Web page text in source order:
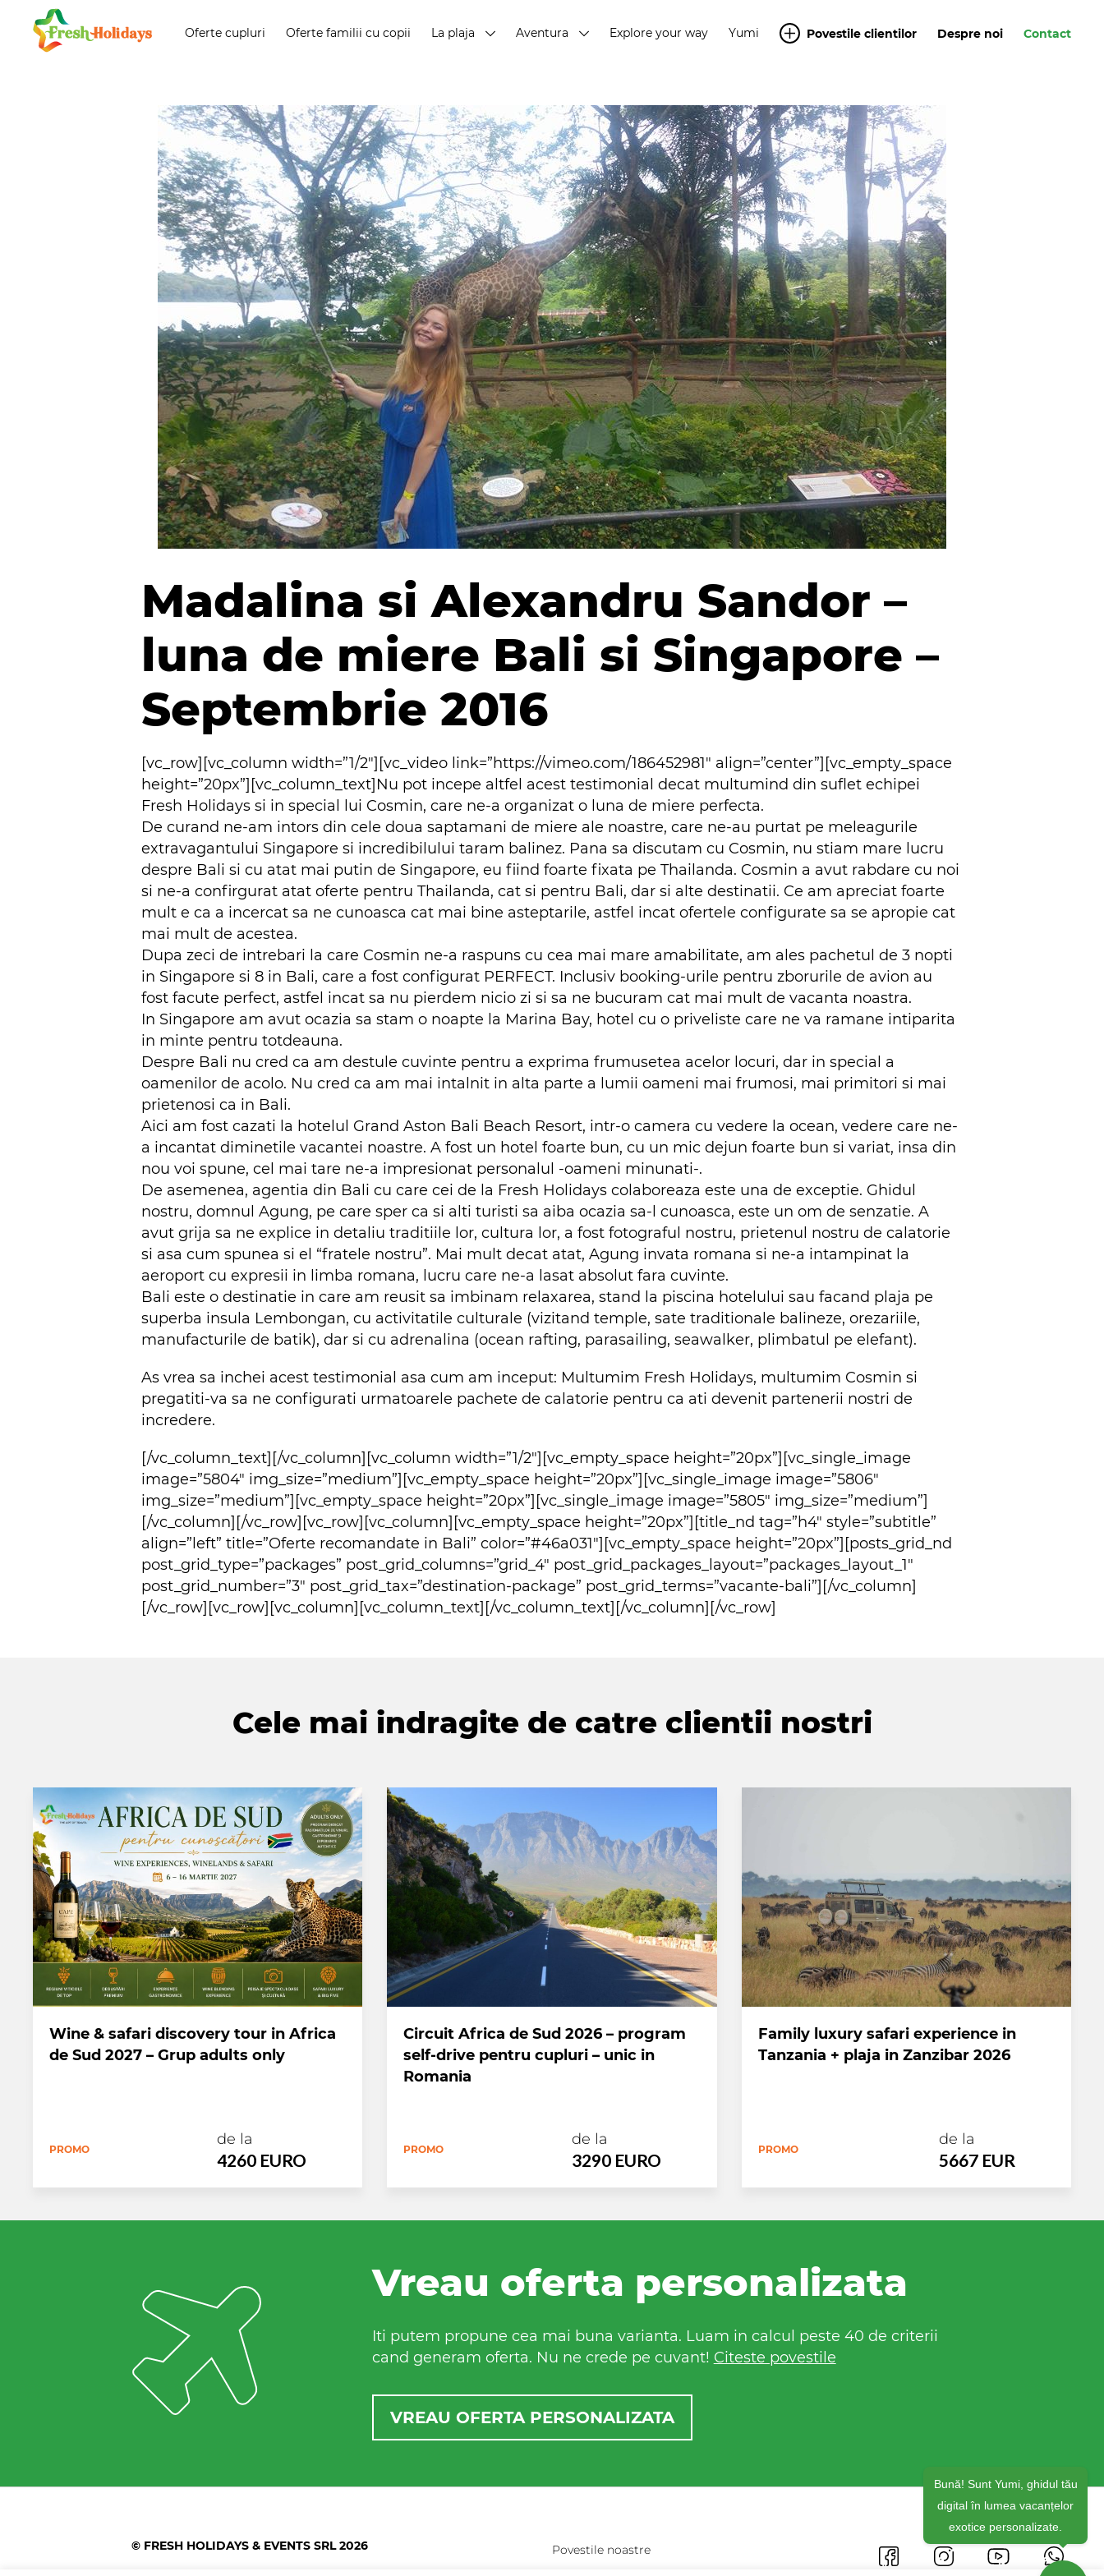
Oferte cupluri Oferte familii cu copii La plaja Aventura Explore your way Yumi Povestile clientilor Despre noi Contact
Madalina si Alexandru Sandor –
luna de miere Bali si Singapore –
Septembrie 2016
[vc_row][vc_column width=”1/2″][vc_video link=”https://vimeo.com/186452981″ align=”center”][vc_empty_space
height=”20px”][vc_column_text]Nu pot incepe altfel acest testimonial decat multumind din suflet echipei
Fresh Holidays si in special lui Cosmin, care ne-a organizat o luna de miere perfecta.
De curand ne-am intors din cele doua saptamani de miere ale noastre, care ne-au purtat pe meleagurile
extravagantului Singapore si incredibilului taram balinez. Pana sa discutam cu Cosmin, nu stiam mare lucru
despre Bali si cu atat mai putin de Singapore, eu fiind foarte fixata pe Thailanda. Cosmin a avut rabdare cu noi
si ne-a confirgurat atat oferte pentru Thailanda, cat si pentru Bali, dar si alte destinatii. Ce am apreciat foarte
mult e ca a incercat sa ne cunoasca cat mai bine asteptarile, astfel incat ofertele configurate sa se apropie cat
mai mult de acestea.
Dupa zeci de intrebari la care Cosmin ne-a raspuns cu cea mai mare amabilitate, am ales pachetul de 3 nopti
in Singapore si 8 in Bali, care a fost configurat PERFECT. Inclusiv booking-urile pentru zborurile de avion au
fost facute perfect, astfel incat sa nu pierdem nicio zi si sa ne bucuram cat mai mult de vacanta noastra.
In Singapore am avut ocazia sa stam o noapte la Marina Bay, hotel cu o priveliste care ne va ramane intiparita
in minte pentru totdeauna.
Despre Bali nu cred ca am destule cuvinte pentru a exprima frumusetea acelor locuri, dar in special a
oamenilor de acolo. Nu cred ca am mai intalnit in alta parte a lumii oameni mai frumosi, mai primitori si mai
prietenosi ca in Bali.
Aici am fost cazati la hotelul Grand Aston Bali Beach Resort, intr-o camera cu vedere la ocean, vedere care ne-
a incantat diminetile vacantei noastre. A fost un hotel foarte bun, cu un mic dejun foarte bun si variat, insa din
nou voi spune, cel mai tare ne-a impresionat personalul -oameni minunati-.
De asemenea, agentia din Bali cu care cei de la Fresh Holidays colaboreaza este una de exceptie. Ghidul
nostru, domnul Agung, pe care sper ca si alti turisti sa aiba ocazia sa-l cunoasca, este un om de senzatie. A
avut grija sa ne explice in detaliu traditiile lor, cultura lor, a fost fotograful nostru, prietenul nostru de calatorie
si asa cum spunea si el “fratele nostru”. Mai mult decat atat, Agung invata romana si ne-a intampinat la
aeroport cu expresii in limba romana, lucru care ne-a lasat absolut fara cuvinte.
Bali este o destinatie in care am reusit sa imbinam relaxarea, stand la piscina hotelului sau facand plaja pe
superba insula Lembongan, cu activitatile culturale (vizitand temple, sate traditionale balineze, orezariile,
manufacturile de batik), dar si cu adrenalina (ocean rafting, parasailing, seawalker, plimbatul pe elefant).
As vrea sa inchei acest testimonial asa cum am inceput: Multumim Fresh Holidays, multumim Cosmin si
pregatiti-va sa ne configurati urmatoarele pachete de calatorie pentru ca ati devenit partenerii nostri de
incredere.
[/vc_column_text][/vc_column][vc_column width=”1/2″][vc_empty_space height=”20px”][vc_single_image
image=”5804″ img_size=”medium”][vc_empty_space height=”20px”][vc_single_image image=”5806″
img_size=”medium”][vc_empty_space height=”20px”][vc_single_image image=”5805″ img_size=”medium”]
[/vc_column][/vc_row][vc_row][vc_column][vc_empty_space height=”20px”][title_nd tag=”h4″ style=”subtitle”
align=”left” title=”Oferte recomandate in Bali” color=”#46a031″][vc_empty_space height=”20px”][posts_grid_nd
post_grid_type=”packages” post_grid_columns=”grid_4″ post_grid_packages_layout=”packages_layout_1″
post_grid_number=”3″ post_grid_tax=”destination-package” post_grid_terms=”vacante-bali”][/vc_column]
[/vc_row][vc_row][vc_column][vc_column_text][/vc_column_text][/vc_column][/vc_row]
Cele mai indragite de catre clientii nostri
Wine & safari discovery tour in Africa
de Sud 2027 – Grup adults only
PROMO
de la
4260 EURO
Circuit Africa de Sud 2026 – program
self-drive pentru cupluri – unic in
Romania
PROMO
de la
3290 EURO
Family luxury safari experience in
Tanzania + plaja in Zanzibar 2026
PROMO
de la
5667 EUR
Vreau oferta personalizata
Iti putem propune cea mai buna varianta. Luam in calcul peste 40 de criterii
cand generam oferta. Nu ne crede pe cuvant! Citeste povestile
VREAU OFERTA PERSONALIZATA
© FRESH HOLIDAYS & EVENTS SRL 2026 Povestile noastre
Bună! Sunt Yumi, ghidul tău
digital în lumea vacanțelor
exotice personalizate.